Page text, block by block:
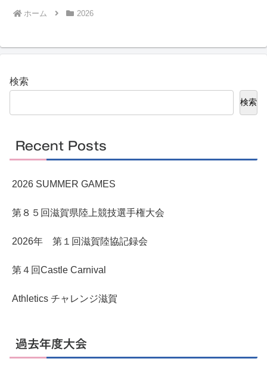
ホーム 2026
検索
検索
Recent Posts
2026 SUMMER GAMES
第８５回滋賀県陸上競技選手権大会
2026年 第１回滋賀陸協記録会
第４回Castle Carnival
Athletics チャレンジ滋賀
過去年度大会